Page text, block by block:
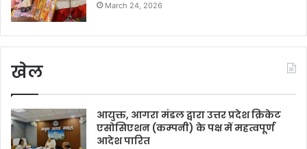
March 24, 2026
खेल
आयुक्त, आगरा मंडल द्वारा उत्तर प्रदेश क्रिकेट
एसोसिएशन (कम्पनी) के पक्ष में महत्वपूर्ण
आदेश पारित